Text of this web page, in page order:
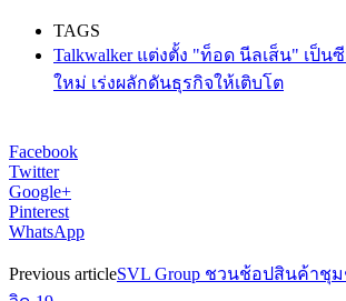
TAGS
Talkwalker แต่งตั้ง "ท็อด นีลเส็น" เป็
ใหม่ เร่งผลักดันธุรกิจให้เติบโต
Facebook
Twitter
Google+
Pinterest
WhatsApp
Previous articleSVL Group ชวนช้อปสินค้าชุ